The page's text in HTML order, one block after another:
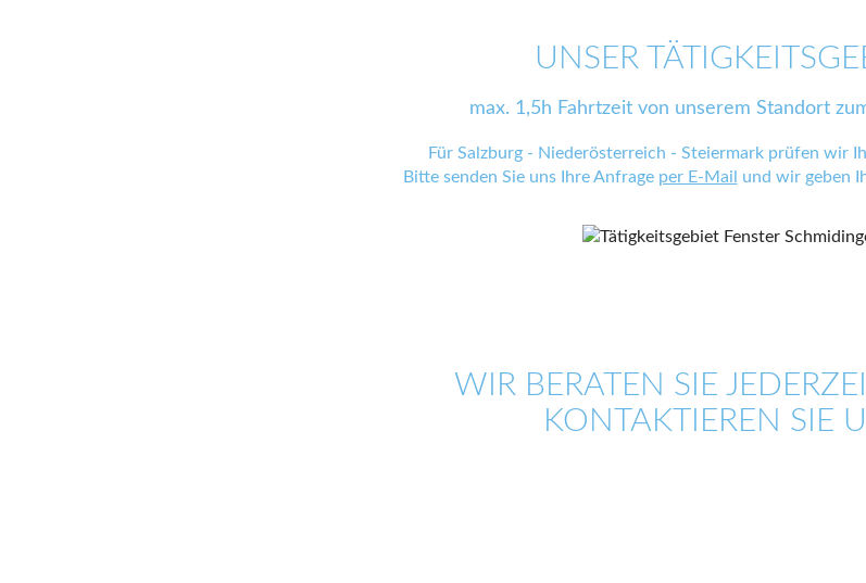
UNSER
max. 1,5h Fahrtzeit von unserem Standort
Für Salzburg - Niederösterreich - Steiermark prüfen wir
Bitte senden Sie uns Ihre Anfrage per E-Mail und wir geben
WIR BERATEN SIE
KONTAKTIEREN SIE